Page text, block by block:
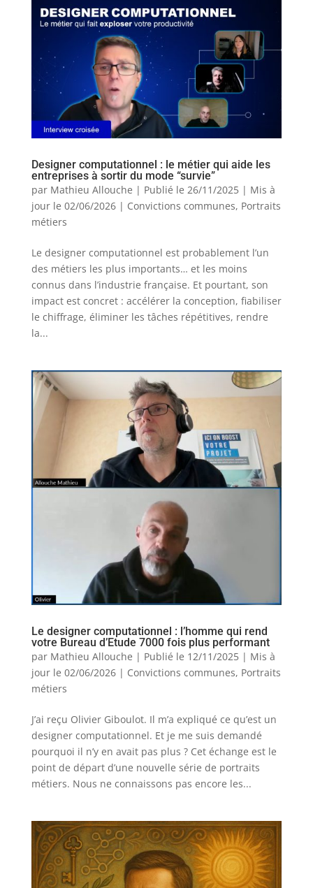
Designer computationnel : le métier qui aide les
entreprises à sortir du mode “survie”
par Mathieu Allouche | Publié le 26/11/2025 | Mis à
jour le 02/06/2026| Convictions communes, Portraits
métiers
Le designer computationnel est probablement l’un
des métiers les plus importants… et les moins
connus dans l’industrie française. Et pourtant, son
impact est concret : accélérer la conception, fiabiliser
le chiffrage, éliminer les tâches répétitives, rendre
la...
Le designer computationnel : l’homme qui rend
votre Bureau d’Etude 7000 fois plus performant
par Mathieu Allouche | Publié le 12/11/2025 | Mis à
jour le 02/06/2026| Convictions communes, Portraits
métiers
J’ai reçu Olivier Giboulot. Il m’a expliqué ce qu’est un
designer computationnel. Et je me suis demandé
pourquoi il n’y en avait pas plus ? Cet échange est le
point de départ d’une nouvelle série de portraits
métiers. Nous ne connaissons pas encore les...